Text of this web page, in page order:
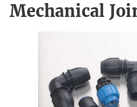
Mechanical